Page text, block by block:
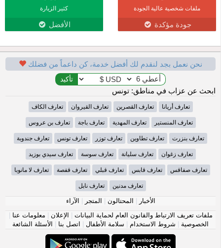
ملفات شخصية عالية الجودة
جودة مؤكدة
كثير الزيارة
الأفضل
نحن نعمل بجد لنقدم لك أفضل خدمة، كن داعماً من فضلك
ابحث عن عزاب في مناطق: تونس
تعارف أريانا تعارف القصرين تعارف القيروان تعارف الكاف
تعارف المنستير تعارف المهدية تعارف باجة تعارف بن عروس
تعارف بنزرت تعارف تطاوين تعارف توزر تعارف تونس تعارف جندوبة
تعارف زغوان تعارف سليانة تعارف سوسة تعارف سيدي بوزيد
تعارف صفاقس تعارف قابس تعارف قبلي تعارف قفصة تعارف لا مانوبا
تعارف مدنين تعارف نابل
الأخبار | المحتالون | المتجر | الآراء
ملفات تعريف الارتباط والقانون العام لحماية البيانات | الإعلان | معلومات عنا |
الخصوصية | شروط الاستخدام | سلامة الأطفال | اتصل بنا | الأسئلة الشائعة